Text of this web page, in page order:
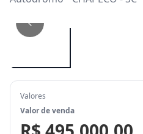
Valores
Valor de venda